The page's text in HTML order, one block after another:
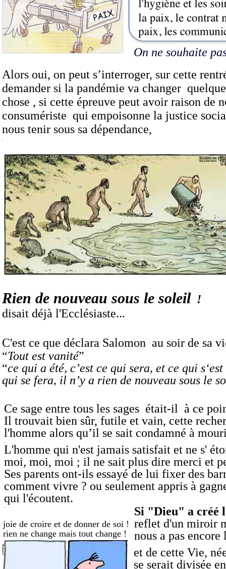
On ne souhaite
Alors oui, on peut s’interroger, sur cette
demander si la pandémie va changer quelque
chose , si cette épreuve peut avoir raison de
consumériste qui empoisonne la justice
nous tenir sous sa dépendance,
.
Rien de nouveau sous le soleil !
disait déjà l'Ecclésiaste...
C'est ce que déclara Salomon au soir de sa
“Tout est vanité”
“ce qui a été, c’est ce qui sera, et ce qui
qui se fera, il n’y a rien de nouveau sous le
Ce sage entre tous les sages était-il à ce
Il trouvait bien sûr, futile et vain, cette
l'homme alors qu’il se sait condamné à
L'homme qui n'est jamais satisfait et ne s'
moi, moi, moi ; il ne sait plus dire merci et
Ses parents ont-ils essayé de lui fixer des
comment vivre ? ou seulement appris à
qui l'écoutent.
joie de croire et de donner de soi !
rien ne change mais tout change !
Si "Dieu" a créé
reflet d'un miroir
nous a pas encore
et de cette Vie,
se serait divisée